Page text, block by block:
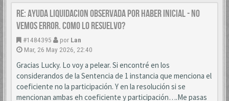
Re: AYUDA LIQUIDACION OBSERVADA POR HABER INICIAL - NO
VEMOS ERROR. COMO LO RESUELVO?
#1484395 por Lan
Mar, 26 May 2026, 22:40
Gracias Lucky. Lo voy a pelear. Si encontré en los
considerandos de la Sentencia de 1 instancia que menciona el
coeficiente no la participación. Y en la resolución si se
mencionan ambas eh coeficiente y participación….Me pasas